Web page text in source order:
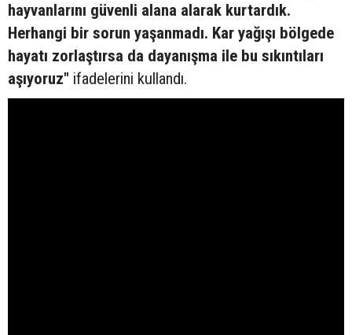
hayvanlarını güvenli alana alarak kurtardık.
Herhangi bir sorun yaşanmadı. Kar yağışı bölgede
hayatı zorlaştırsa da dayanışma ile bu sıkıntıları
aşıyoruz" ifadelerini kullandı.